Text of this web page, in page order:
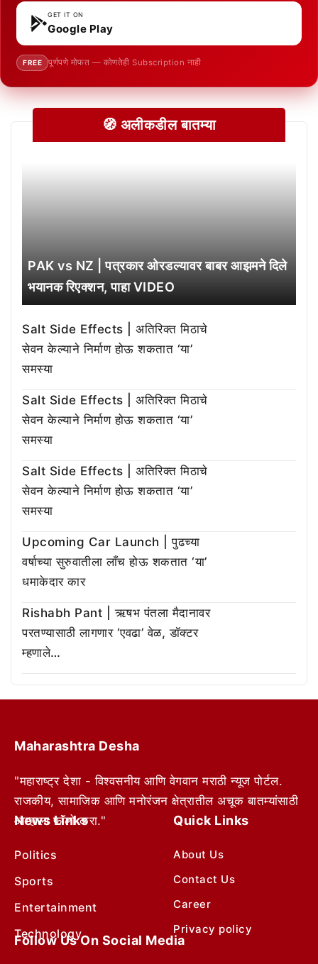
GET IT ON
Google Play
FREE पूर्णपणे मोफत — कोणतेही Subscription नाही
🧭 अलीकडील बातम्या
PAK vs NZ | पत्रकार ओरडल्यावर बाबर आझमने दिले
भयानक रिएक्शन, पाहा VIDEO
Salt Side Effects | अतिरिक्त मिठाचे
सेवन केल्याने निर्माण होऊ शकतात ‘या’
समस्या
Salt Side Effects | अतिरिक्त मिठाचे
सेवन केल्याने निर्माण होऊ शकतात ‘या’
समस्या
Salt Side Effects | अतिरिक्त मिठाचे
सेवन केल्याने निर्माण होऊ शकतात ‘या’
समस्या
Upcoming Car Launch | पुढच्या
वर्षाच्या सुरुवातीला लाँच होऊ शकतात ‘या’
धमाकेदार कार
Rishabh Pant | ऋषभ पंतला मैदानावर
परतण्यासाठी लागणार ‘एवढा’ वेळ, डॉक्टर
म्हणाले…
Maharashtra Desha
"महाराष्ट्र देशा - विश्वसनीय आणि वेगवान मराठी न्यूज पोर्टल.
राजकीय, सामाजिक आणि मनोरंजन क्षेत्रातील अचूक बातम्यांसाठी
आम्हाला फॉलो करा."
News Links
Politics
Sports
Entertainment
Technology
Quick Links
About Us
Contact Us
Career
Privacy policy
Follow Us On Social Media